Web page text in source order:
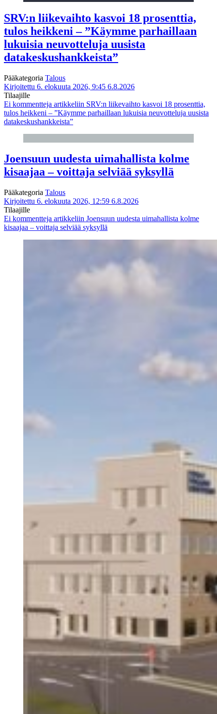
SRV:n liikevaihto kasvoi 18 prosenttia,
tulos heikkeni – ”Käymme parhaillaan
lukuisia neuvotteluja uusista
datakeskushankkeista”
Pääkategoria Talous
Kirjoitettu 6. elokuuta 2026, 9:45 6.8.2026
Tilaajille
Ei kommentteja artikkeliin SRV:n liikevaihto kasvoi 18 prosenttia,
tulos heikkeni – ”Käymme parhaillaan lukuisia neuvotteluja uusista
datakeskushankkeista”
Joensuun uudesta uimahallista kolme
kisaajaa – voittaja selviää syksyllä
Pääkategoria Talous
Kirjoitettu 6. elokuuta 2026, 12:59 6.8.2026
Tilaajille
Ei kommentteja artikkeliin Joensuun uudesta uimahallista kolme
kisaajaa – voittaja selviää syksyllä